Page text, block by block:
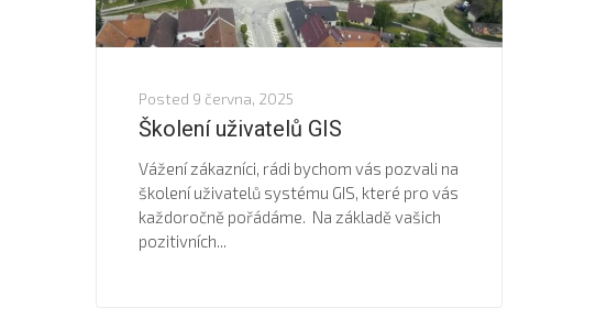
Posted 9 června, 2025
Školení uživatelů GIS
Vážení zákazníci, rádi bychom vás pozvali na
školení uživatelů systému GIS, které pro vás
každoročně pořádáme. Na základě vašich
pozitivních...